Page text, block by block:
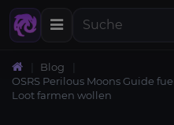
Blog
OSRS Perilous Moons Guide
Loot farmen wollen